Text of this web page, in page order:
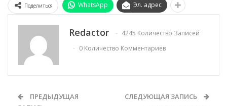
Поделиться WhatsApp Эл. адрес
Redactor
4245 Количество Записей
0 Количество Комментариев
ПРЕДЫДУЩАЯ
СЛЕДУЮЩАЯ ЗАПИСЬ